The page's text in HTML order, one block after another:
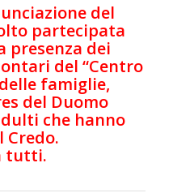
del
partecipata
presenza dei
del “Centro
famiglie,
del Duomo
che hanno
Credo.
tutti.